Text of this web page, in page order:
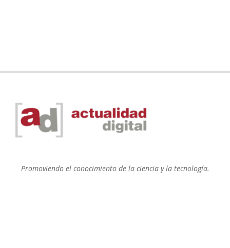
Promoviendo el conocimiento de la ciencia y la tecnología.